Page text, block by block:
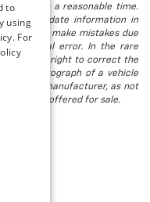
within a reasonable time.
up-to-date information in
we make mistakes due
technical error. In the rare
the right to correct the
the photograph of a vehicle
by the manufacturer, as not
being offered for sale.
to
using
For